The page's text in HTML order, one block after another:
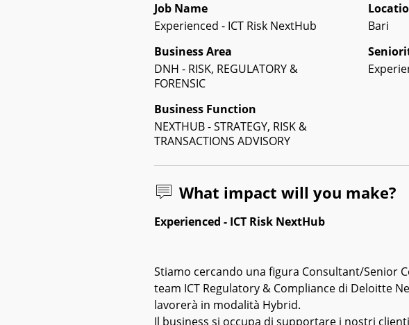
Job Name
Experienced - ICT Risk NextHub
Bari
Business Area
DNH - RISK, REGULATORY &
FORENSIC
Business Function
NEXTHUB - STRATEGY, RISK &
TRANSACTIONS ADVISORY
What impact will you make?
Experienced - ICT Risk NextHub
Stiamo cercando una figura Consultant/Senior
team ICT Regulatory & Compliance di Deloitte
lavorerà in modalità Hybrid.
Il business si occupa di supportare i nostri